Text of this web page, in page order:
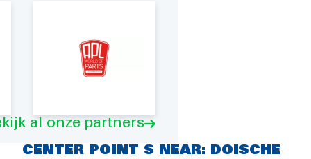
al onze partners
CENTER POINT S NEAR: DOISCHE